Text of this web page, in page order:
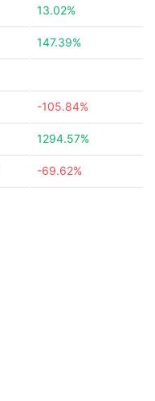
13.02%
147.39%
-105.84%
1294.57%
-69.62%